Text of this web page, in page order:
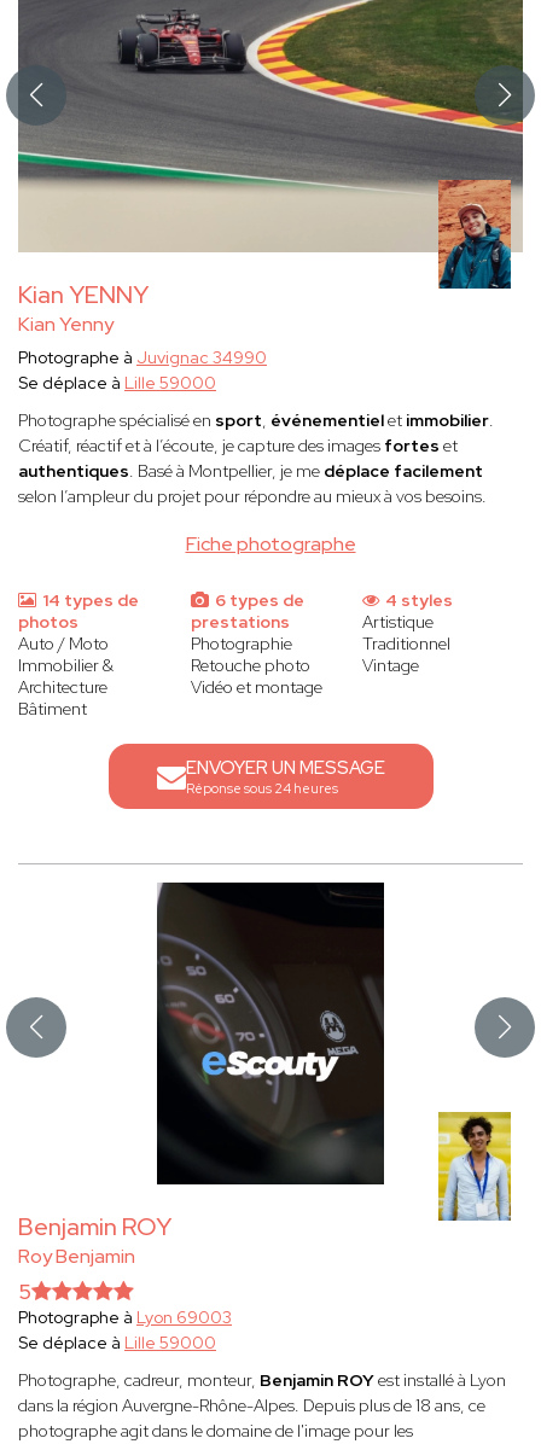
Kian YENNY
Kian Yenny
Fiche photographe
Photographe à Juvignac 34990
Se déplace à Lille 59000
Photographe spécialisé en sport, événementielet immobilier.
Créatif, réactif et à l’écoute, je capture des images fortes et
authentiques. Basé à Montpellier, je me déplace facilement
selon l’ampleur du projet pour répondre au mieux à vos besoins.
14 types de
photos
Auto / Moto
Immobilier &
Architecture
Bâtiment
6 types de
prestations
Photographie
Retouche photo
Vidéo et montage
4 styles
Artistique
Traditionnel
Vintage
ENVOYER UN MESSAGE
Réponse sous 24 heures
Benjamin ROY
Roy Benjamin
5
Photographe à Lyon 69003
Se déplace à Lille 59000
Photographe, cadreur, monteur, Benjamin ROYest installé à Lyon
dans la région Auvergne-Rhône-Alpes. Depuis plus de 18 ans, ce
photographe agit dans le domaine de l'image pour les